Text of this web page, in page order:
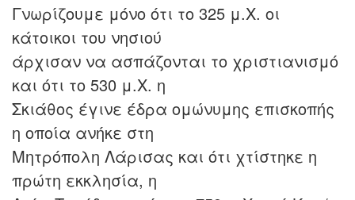
Γνωρίζουμε μόνο ότι το 325 μ.Χ. οι
κάτοικοι του νησιού
άρχισαν να ασπάζονται το χριστιανισμό
και ότι το 530 μ.Χ. η
Σκιάθος έγινε έδρα ομώνυμης επισκοπής
η οποία ανήκε στη
Μητρόπολη Λάρισας και ότι χτίστηκε η
πρώτη εκκλησία, η